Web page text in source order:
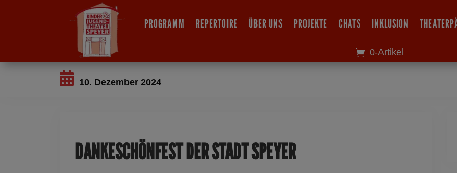
PROGRAMM REPERTOIRE ÜBER UNS PROJEKTE CHATS INKLUSION
0-Artikel
10. Dezember 2024
DANKESCHÖNFEST DER STADT SPEYER